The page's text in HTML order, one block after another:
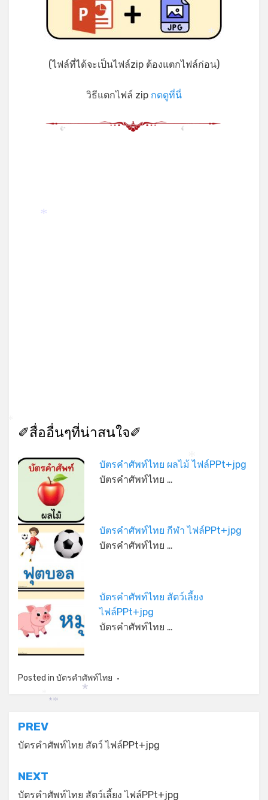
(ไฟล์ที่ได้จะเป็นไฟล์zip ต้องแตกไฟล์ก่อน)
วิธีแตกไฟล์ zip กดดูที่นี่
✐สื่ออื่นๆที่น่าสนใจ✐
บัตรคำศัพท์ไทย ผลไม้ ไฟล์PPt+jpg
บัตรคำศัพท์ไทย …
บัตรคำศัพท์ไทย กีฬา ไฟล์PPt+jpg
บัตรคำศัพท์ไทย …
บัตรคำศัพท์ไทย สัตว์เลี้ยง
ไฟล์PPt+jpg
บัตรคำศัพท์ไทย …
Posted in บัตรคำศัพท์ไทย
แนะแนว
เรื่อง
PREV
บัตรคำศัพท์ไทย สัตว์ ไฟล์PPt+jpg
NEXT
บัตรคำศัพท์ไทย สัตว์เลี้ยง ไฟล์PPt+jpg
*